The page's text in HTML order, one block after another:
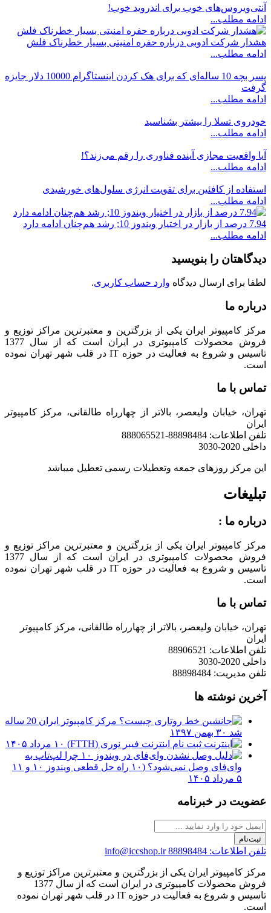
آنتی‌ویروس‌‌های خوب برای اندروید خوب!
ادامه مطلب...
هشدار شرکت ادوبی درباره حفره امنیتی بسیار خطرناک فلش
ادامه مطلب...
پسر بچه 10 ساله‌ای که برای هک کردن اینستاگرام 10000 دلار جایزه
گرفت
ادامه مطلب...
خودروی تسلا را بیشتر بشناسید
ادامه مطلب...
آیا واقعیت مجازی آینده فناوری را رقم می‌زند؟!
ادامه مطلب...
استفاده از کافئین برای تقویت انرژی سلول‌های خورشیدی
ادامه مطلب...
7.94 درصد از بازار در اختیار ویندوز 10; رشد هم‌چنان ادامه دارد
ادامه مطلب...
دیدگاهتان را بنویسید
لطفا برای ارسال دیدگاه وارد حساب کاربری.
درباره ما
مرکز کامپیوتر ایران یکی از بزرگترین و معتبرترین مراکز توزیع و
فروش محصولات کامپیوتری در ایران است که از سال 1377
تاسیس و شروع به فعالیت در حوزه IT در قلب شهر تهران نموده
است.
تماس با ما
تهران، خیابان ولیعصر، بالاتر از چهارراه طالقانی، مرکز کامپیوتر
ایران
تلفن اطلاعات: 88898484-888065521
داخلی 2020-3030
این مرکز روزهای جمعه وتعطیلات رسمی تعطیل میباشد
تبلیغات
درباره ما :
مرکز کامپیوتر ایران یکی از بزرگترین و معتبرترین مراکز توزیع و
فروش محصولات کامپیوتری در ایران است که از سال 1377
تاسیس و شروع به فعالیت در حوزه IT در قلب شهر تهران نموده
است.
تماس با ما
تهران، خیابان ولیعصر، بالاتر از چهارراه طالقانی، مرکز کامپیوتر
ایران
تلفن اطلاعات: 88906521
داخلی 2020-3030
تلفن مدیریت: 88898484
آخرین نوشته ها
مرکز کامپیوتر ایران 20 ساله
شد ۳۰ بهمن ۱۳۹۷
ثبت نام اینترنت فیبر نوری (FTTH)
۱۰ مرداد ۱۴۰۵
چرا لپ‌تاپ به
وای‌فای وصل نمی‌شود؟ (۱۰ راه حل قطعی ویندوز ۱۰ و ۱۱
۵ مرداد ۱۴۰۵
عضویت در خبرنامه
ثبت‌نام
تلفن اطلاعات: 88898484 info@iccshop.ir
مرکز کامپیوتر ایران یکی از بزرگترین و معتبرترین مراکز توزیع و
فروش محصولات کامپیوتری در ایران است که از سال 1377
تاسیس و شروع به فعالیت در حوزه IT در قلب شهر تهران نموده
است.